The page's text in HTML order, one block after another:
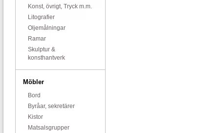
Konst, övrigt, Tryck m.m.
Litografier
Oljemålningar
Ramar
Skulptur &
konsthantverk
Möbler
Bord
Byråar, sekretärer
Kistor
Matsalsgrupper